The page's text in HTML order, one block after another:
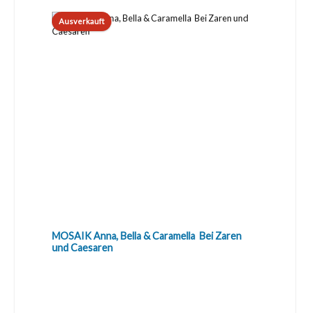
Ausverkauft
MOSAIK Anna, Bella & Caramella  Bei Zaren
und Caesaren